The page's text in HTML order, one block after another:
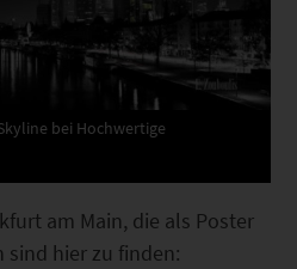
bei Hochwertige
am Main, die als Poster
hier zu finden: